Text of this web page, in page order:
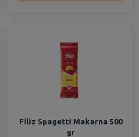
Filiz Spagetti Makarna 500
gr